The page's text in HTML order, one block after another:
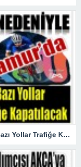
8. Bisiklet Turu Anamur’dan Başlıyor. Bazı Yollar Trafiğe Kapatılacak